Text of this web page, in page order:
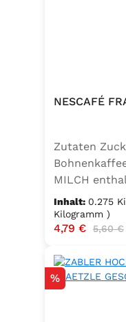
NESCAFÉ
Zutaten
MILCH
und daraus
Inhalt: 0.275
Kilogramm )
Verkaufspreis:
4,79 € 5,60 €
Rabatt
%